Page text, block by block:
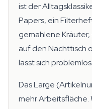
ist der
Papers, ein
gemahlene Kräuter,
auf den Nachttisch
lässt sich
Das Large
mehr Arbeitsfläche.